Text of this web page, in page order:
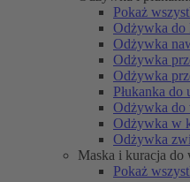
Pokaż
Odżywka do
Odżywka
Odżywka
Odżywka
Płukanka do
Odżywka do
Odżywka w
Odżywka
Maska i kuracja do
Pokaż